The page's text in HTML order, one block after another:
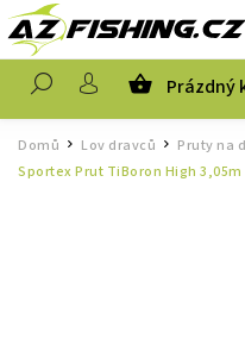
Prázdný
Domů / Lov dravců / Pruty na
Sportex Prut TiBoron High 3,05m